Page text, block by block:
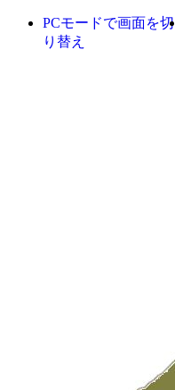
PCモードで画面を切
り替え